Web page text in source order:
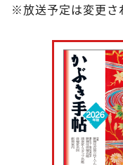
※放送予定は変更さ